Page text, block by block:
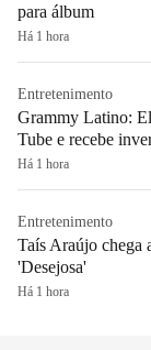
para álbum
Há 1 hora
Entretenimento
Grammy Latino:
Tube e recebe
Há 1 hora
Entretenimento
Taís Araújo chega
'Desejosa'
Há 1 hora